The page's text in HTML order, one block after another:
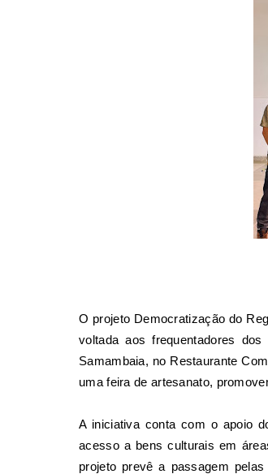
O projeto Democratização do
voltada aos frequentadores
Samambaia, no Restaurante
uma feira de artesanato,
A iniciativa conta com o apoio
acesso a bens culturais em
projeto prevê a passagem